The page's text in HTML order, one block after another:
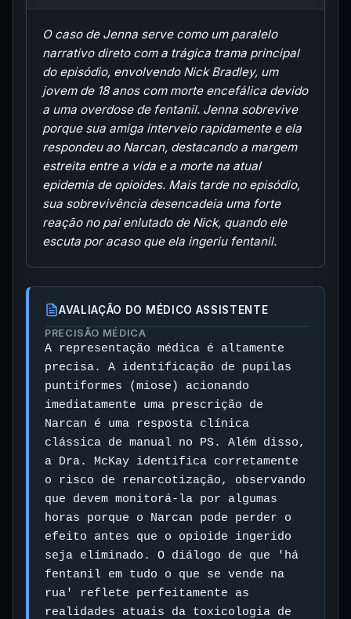
O caso de Jenna serve como um paralelo
narrativo direto com a trágica trama principal
do episódio, envolvendo Nick Bradley, um
jovem de 18 anos com morte encefálica devido
a uma overdose de fentanil. Jenna sobrevive
porque sua amiga interveio rapidamente e ela
respondeu ao Narcan, destacando a margem
estreita entre a vida e a morte na atual
epidemia de opioides. Mais tarde no episódio,
sua sobrevivência desencadeia uma forte
reação no pai enlutado de Nick, quando ele
escuta por acaso que ela ingeriu fentanil.
AVALIAÇÃO DO MÉDICO ASSISTENTE
PRECISÃO MÉDICA
A representação médica é altamente
precisa. A identificação de pupilas
puntiformes (miose) acionando
imediatamente uma prescrição de
Narcan é uma resposta clínica
clássica de manual no PS. Além disso,
a Dra. McKay identifica corretamente
o risco de renarcotização, observando
que devem monitorá-la por algumas
horas porque o Narcan pode perder o
efeito antes que o opioide ingerido
seja eliminado. O diálogo de que 'há
fentanil em tudo o que se vende na
rua' reflete perfeitamente as
realidades atuais da toxicologia de